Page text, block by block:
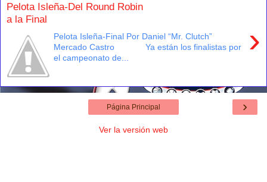
Pelota Isleña-Del Round Robin
a la Final
›
Pelota Isleña-Final Por Daniel “Mr. Clutch”
Mercado Castro Ya están los finalistas por
el campeonato de...
›
Página Principal
Ver la versión web